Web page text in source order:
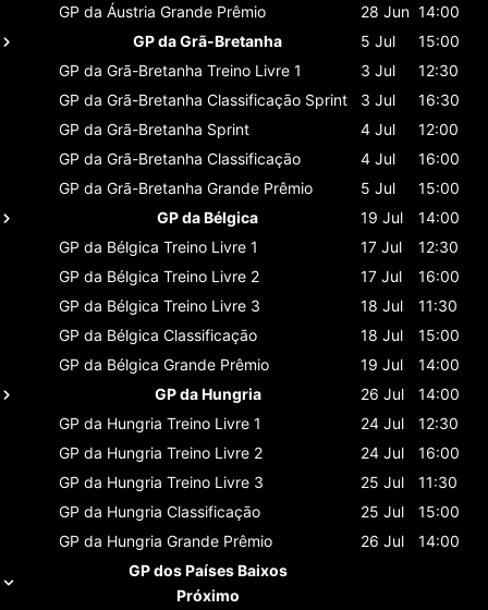
GP da Áustria Grande Prêmio 28 Jun 14:00
GP da Grã-Bretanha
5 Jul
15:00
GP da Grã-Bretanha Treino Livre 1 3 Jul
12:30
GP da Grã-Bretanha Classificaçāo Sprint 3 Jul
16:30
GP da Grã-Bretanha Sprint 4 Jul
12:00
GP da Grã-Bretanha Classificaçāo 4 Jul
16:00
GP da Grã-Bretanha Grande Prêmio 5 Jul
15:00
GP da Bélgica
19 Jul
14:00
GP da Bélgica Treino Livre 1 17 Jul
12:30
GP da Bélgica Treino Livre 2 17 Jul
16:00
GP da Bélgica Treino Livre 3 18 Jul
11:30
GP da Bélgica Classificaçāo 18 Jul
15:00
GP da Bélgica Grande Prêmio 19 Jul
14:00
GP da Hungria
26 Jul
14:00
GP da Hungria Treino Livre 1 24 Jul
12:30
GP da Hungria Treino Livre 2 24 Jul
16:00
GP da Hungria Treino Livre 3 25 Jul
11:30
GP da Hungria Classificaçāo 25 Jul
15:00
GP da Hungria Grande Prêmio 26 Jul
14:00
GP dos Países Baixos
Próximo